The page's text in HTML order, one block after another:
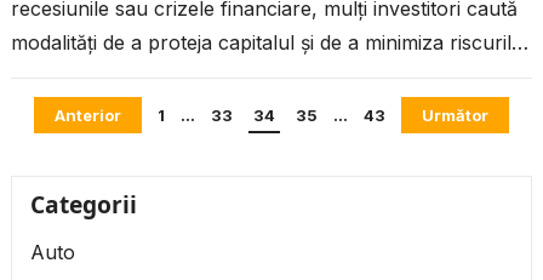
recesiunile sau crizele financiare, mulți investitori caută
modalități de a proteja capitalul și de a minimiza riscurile.
Paginație
Anterior 1 … 33 34 35 … 43 Următor
Categorii
Auto